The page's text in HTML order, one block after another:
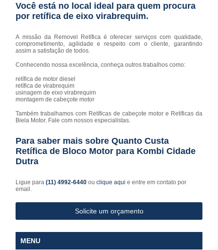
Você está no local ideal para quem procura
por retífica de eixo virabrequim.
A missão da Removel Retífica é oferecer serviços com qualidade,
comprometimento, agilidade e respeito com o cliente, garantindo
assim a satisfação de todos.
Conhecendo nossa excelência, conheça outros trabalhos como:
retífica de motor diesel
retífica de virabrequim
usinagem de eixo virabrequim
montagem de cabeçote motor
Também trabalhamos com Retíficas de cabeçote motor e Retíficas da
Biela Motor. Fale com nossos especialistas.
Para saber mais sobre Quanto Custa
Retífica de Bloco Motor para Kombi Cidade
Dutra
Ligue para(11) 4992-6440ouclique aqui e entre em contato por
email.
Solicite um orçamento
MENU